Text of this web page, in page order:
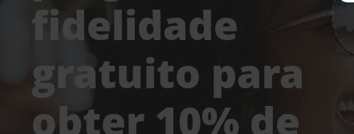
fidelidade
gratuito para
obter 10% de